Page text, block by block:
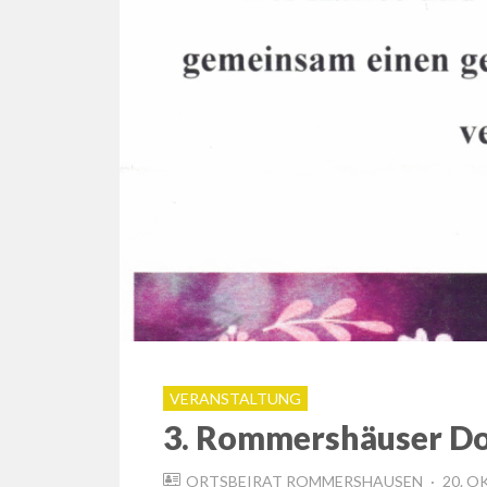
VERANSTALTUNG
3. Rommershäuser
ORTSBEIRAT ROMMERSHAUSEN 20.